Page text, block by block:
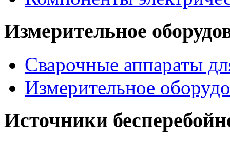
Измерительное
Сварочные аппараты
Измерительное
Источники